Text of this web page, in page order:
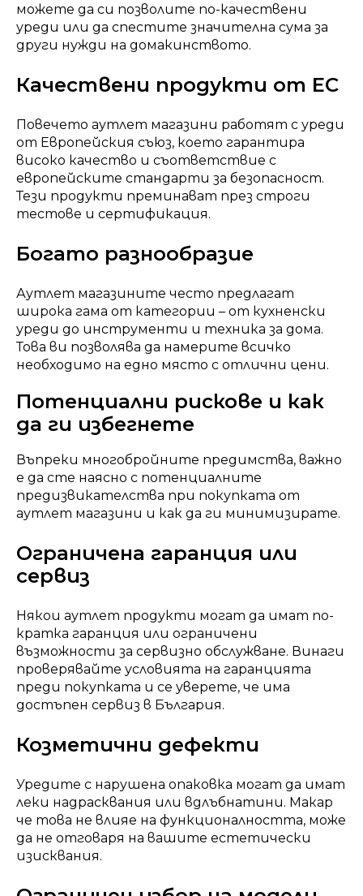
можете да си позволите по-качествени
уреди или да спестите значителна сума за
други нужди на домакинството.
Качествени продукти от ЕС
Повечето аутлет магазини работят с уреди
от Европейския съюз, което гарантира
високо качество и съответствие с
европейските стандарти за безопасност.
Тези продукти преминават през строги
тестове и сертификация.
Богато разнообразие
Аутлет магазините често предлагат
широка гама от категории – от кухненски
уреди до инструменти и техника за дома.
Това ви позволява да намерите всичко
необходимо на едно място с отлични цени.
Потенциални рискове и как
да ги избегнете
Въпреки многобройните предимства, важно
е да сте наясно с потенциалните
предизвикателства при покупката от
аутлет магазини и как да ги минимизирате.
Ограничена гаранция или
сервиз
Някои аутлет продукти могат да имат по-
кратка гаранция или ограничени
възможности за сервизно обслужване. Винаги
проверявайте условията на гаранцията
преди покупката и се уверете, че има
достъпен сервиз в България.
Козметични дефекти
Уредите с нарушена опаковка могат да имат
леки надрасквания или вдлъбнатини. Макар
че това не влияе на функционалността, може
да не отговаря на вашите естетически
изисквания.